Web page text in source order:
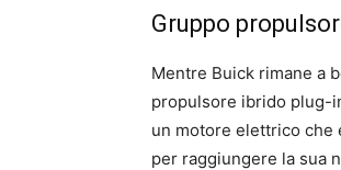
Gruppo
Mentre Buick rimane a
propulsore ibrido plug-
un motore elettrico che
per raggiungere la sua